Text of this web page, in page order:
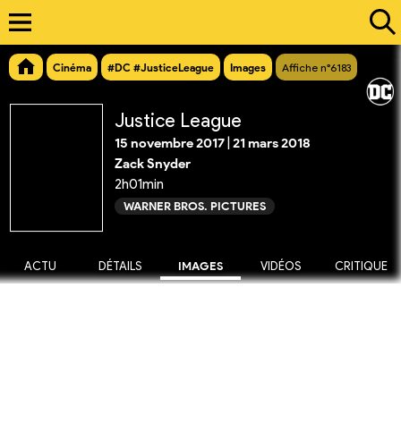
Cinéma #DC #JusticeLeague Images Affiche n°6183
Justice League
15 novembre 2017 21 mars 2018
Zack Snyder
2h01min
WARNER BROS. PICTURES
ACTU DÉTAILS IMAGES VIDÉOS CRITIQUE